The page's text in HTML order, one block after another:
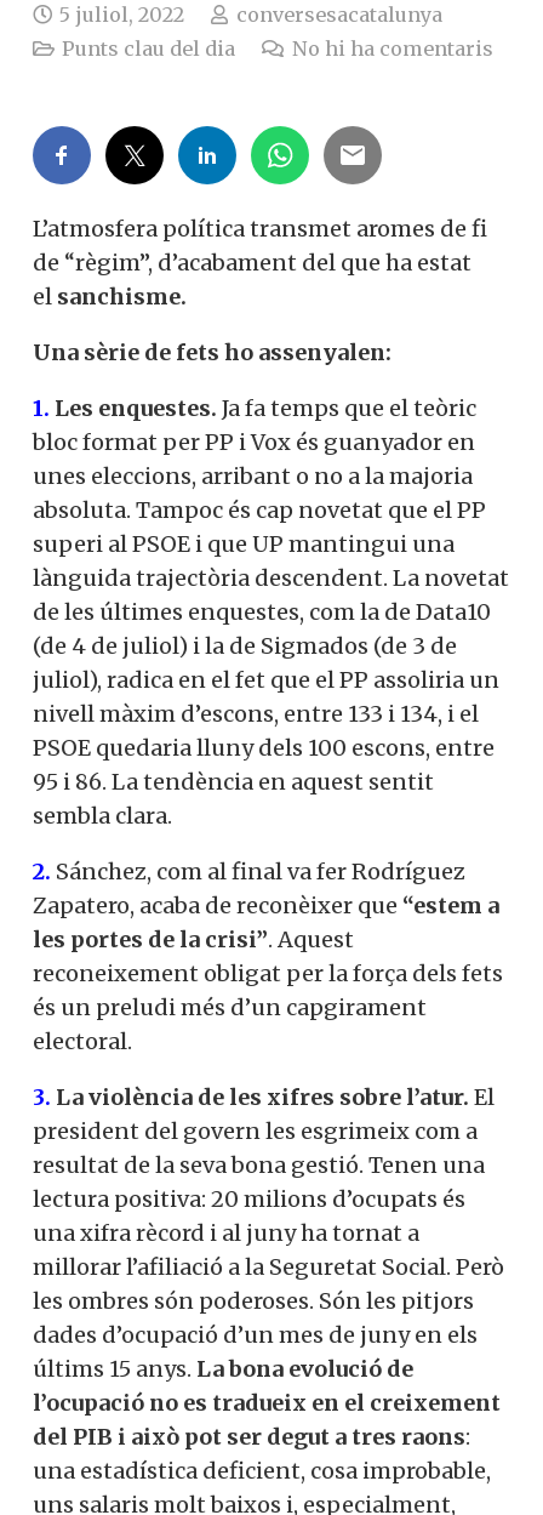
5 juliol, 2022
conversesacatalunya
Punts clau del dia
No hi ha comentaris
L’atmosfera política transmet aromes de fi
de “règim”, d’acabament del que ha estat
el sanchisme.
Una sèrie de fets ho assenyalen:
1. Les enquestes. Ja fa temps que el teòric
bloc format per PP i Vox és guanyador en
unes eleccions, arribant o no a la majoria
absoluta. Tampoc és cap novetat que el PP
superi al PSOE i que UP mantingui una
lànguida trajectòria descendent. La novetat
de les últimes enquestes, com la de Data10
(de 4 de juliol) i la de Sigmados (de 3 de
juliol), radica en el fet que el PP assoliria un
nivell màxim d’escons, entre 133 i 134, i el
PSOE quedaria lluny dels 100 escons, entre
95 i 86. La tendència en aquest sentit
sembla clara.
2. Sánchez, com al final va fer Rodríguez
Zapatero, acaba de reconèixer que “estem a
les portes de la crisi”. Aquest
reconeixement obligat per la força dels fets
és un preludi més d’un capgirament
electoral.
3. La violència de les xifres sobre l’atur. El
president del govern les esgrimeix com a
resultat de la seva bona gestió. Tenen una
lectura positiva: 20 milions d’ocupats és
una xifra rècord i al juny ha tornat a
millorar l’afiliació a la Seguretat Social. Però
les ombres són poderoses. Són les pitjors
dades d’ocupació d’un mes de juny en els
últims 15 anys. La bona evolució de
l’ocupació no es tradueix en el creixement
del PIB i això pot ser degut a tres raons:
una estadística deficient, cosa improbable,
uns salaris molt baixos i, especialment,